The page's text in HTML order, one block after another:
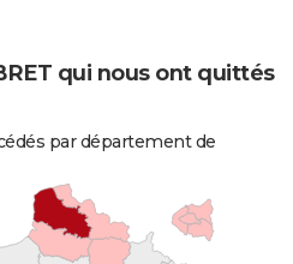
qui nous ont quittés
par département de